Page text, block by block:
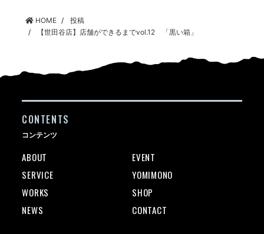
HOME
投稿
【世田谷店】店舗ができるまでvol.12 「黒い箱」
CONTENTS
コンテンツ
ABOUT
EVENT
SERVICE
YOMIMONO
WORKS
SHOP
NEWS
CONTACT